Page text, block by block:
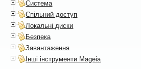
Система
Спільний доступ
Локальні диски
Безпека
Завантаження
Інші інструменти Mageia